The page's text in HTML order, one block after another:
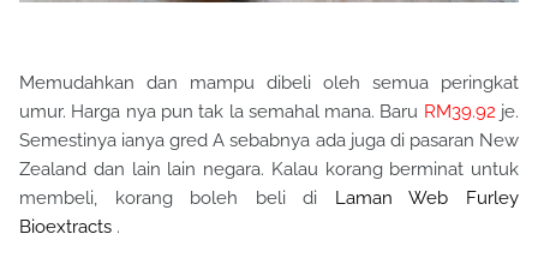
Memudahkan dan mampu dibeli oleh semua peringkat
umur. Harga nya pun tak la semahal mana. Baru RM39.92 je.
Semestinya ianya gred A sebabnya ada juga di pasaran New
Zealand dan lain lain negara. Kalau korang berminat untuk
membeli, korang boleh beli di Laman Web Furley
Bioextracts .